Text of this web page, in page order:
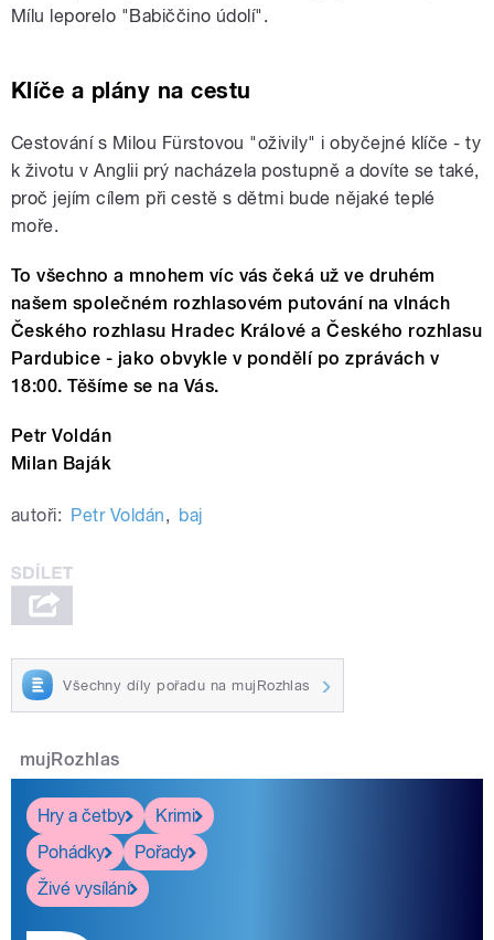
Mílu leporelo "Babiččino údolí".
Klíče a plány na cestu
Cestování s Milou Fürstovou "oživily" i obyčejné klíče - ty
k životu v Anglii prý nacházela postupně a dovíte se také,
proč jejím cílem při cestě s dětmi bude nějaké teplé
moře.
To všechno a mnohem víc vás čeká už ve druhém
našem společném rozhlasovém putování na vlnách
Českého rozhlasu Hradec Králové a Českého rozhlasu
Pardubice - jako obvykle v pondělí po zprávách v
18:00. Těšíme se na Vás.
Petr Voldán
Milan Baják
autoři: Petr Voldán, baj
Všechny díly pořadu na mujRozhlas
mujRozhlas
Hry a četby
Krimi
Pohádky
Pořady
Živé vysílání